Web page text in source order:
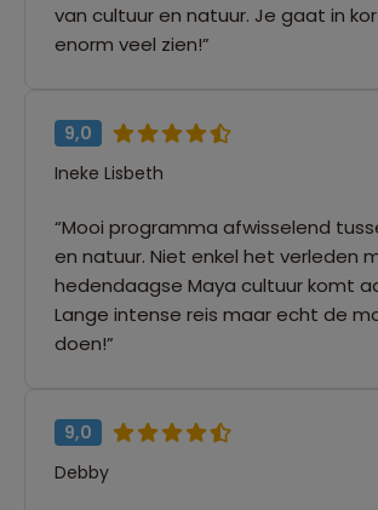
van cultuur en natuur. Je gaat in
enorm veel zien!”
9,0
Ineke Lisbeth
“Mooi programma afwisselend
en natuur. Niet enkel het verleden
hedendaagse Maya cultuur komt
Lange intense reis maar echt de
doen!”
9,0
Debby